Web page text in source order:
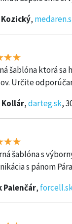
,
šablóna ktorá sa
Určite
,darteg.sk,
šablóna s
s pánom
Palenčár,